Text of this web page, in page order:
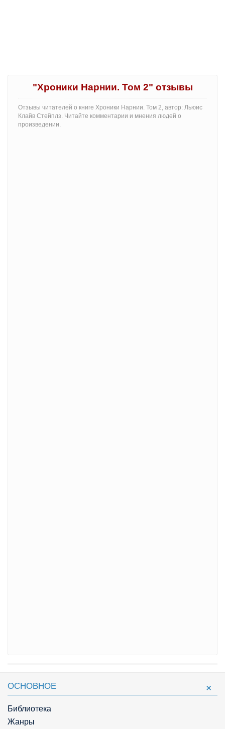
"Хроники Нарнии. Том 2" отзывы
Отзывы читателей о книге Хроники Нарнии. Том 2, автор: Льюис
Клайв Стейплз. Читайте комментарии и мнения людей о
произведении.
ОСНОВНОЕ
Библиотека
Жанры